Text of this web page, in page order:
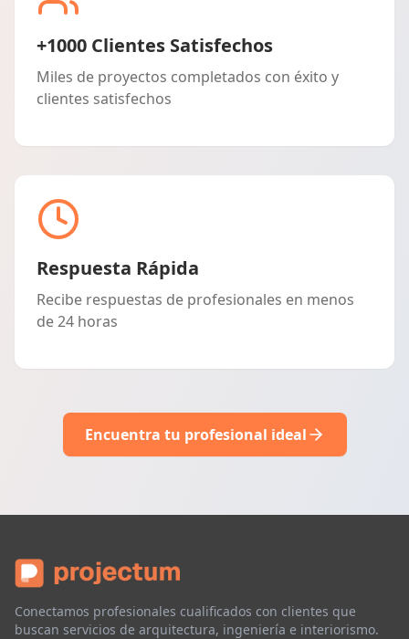
+1000 Clientes Satisfechos
Miles de proyectos completados con éxito y
clientes satisfechos
Respuesta Rápida
Recibe respuestas de profesionales en menos
de 24 horas
Encuentra tu profesional ideal
Conectamos profesionales cualificados con clientes que
buscan servicios de arquitectura, ingeniería e interiorismo.